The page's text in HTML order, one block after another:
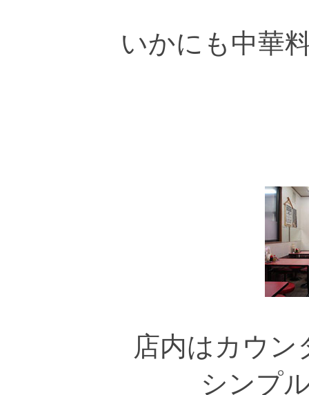
いかにも中華
店内はカウン
シンプ